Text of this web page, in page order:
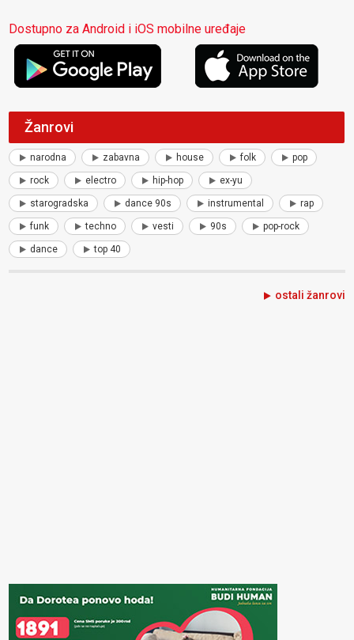
Dostupno za Android i iOS mobilne uređaje
Žanrovi
narodna zabavna house folk pop
rock electro hip-hop ex-yu
starogradska dance 90s instrumental rap
funk techno vesti 90s pop-rock
dance top 40
ostali žanrovi